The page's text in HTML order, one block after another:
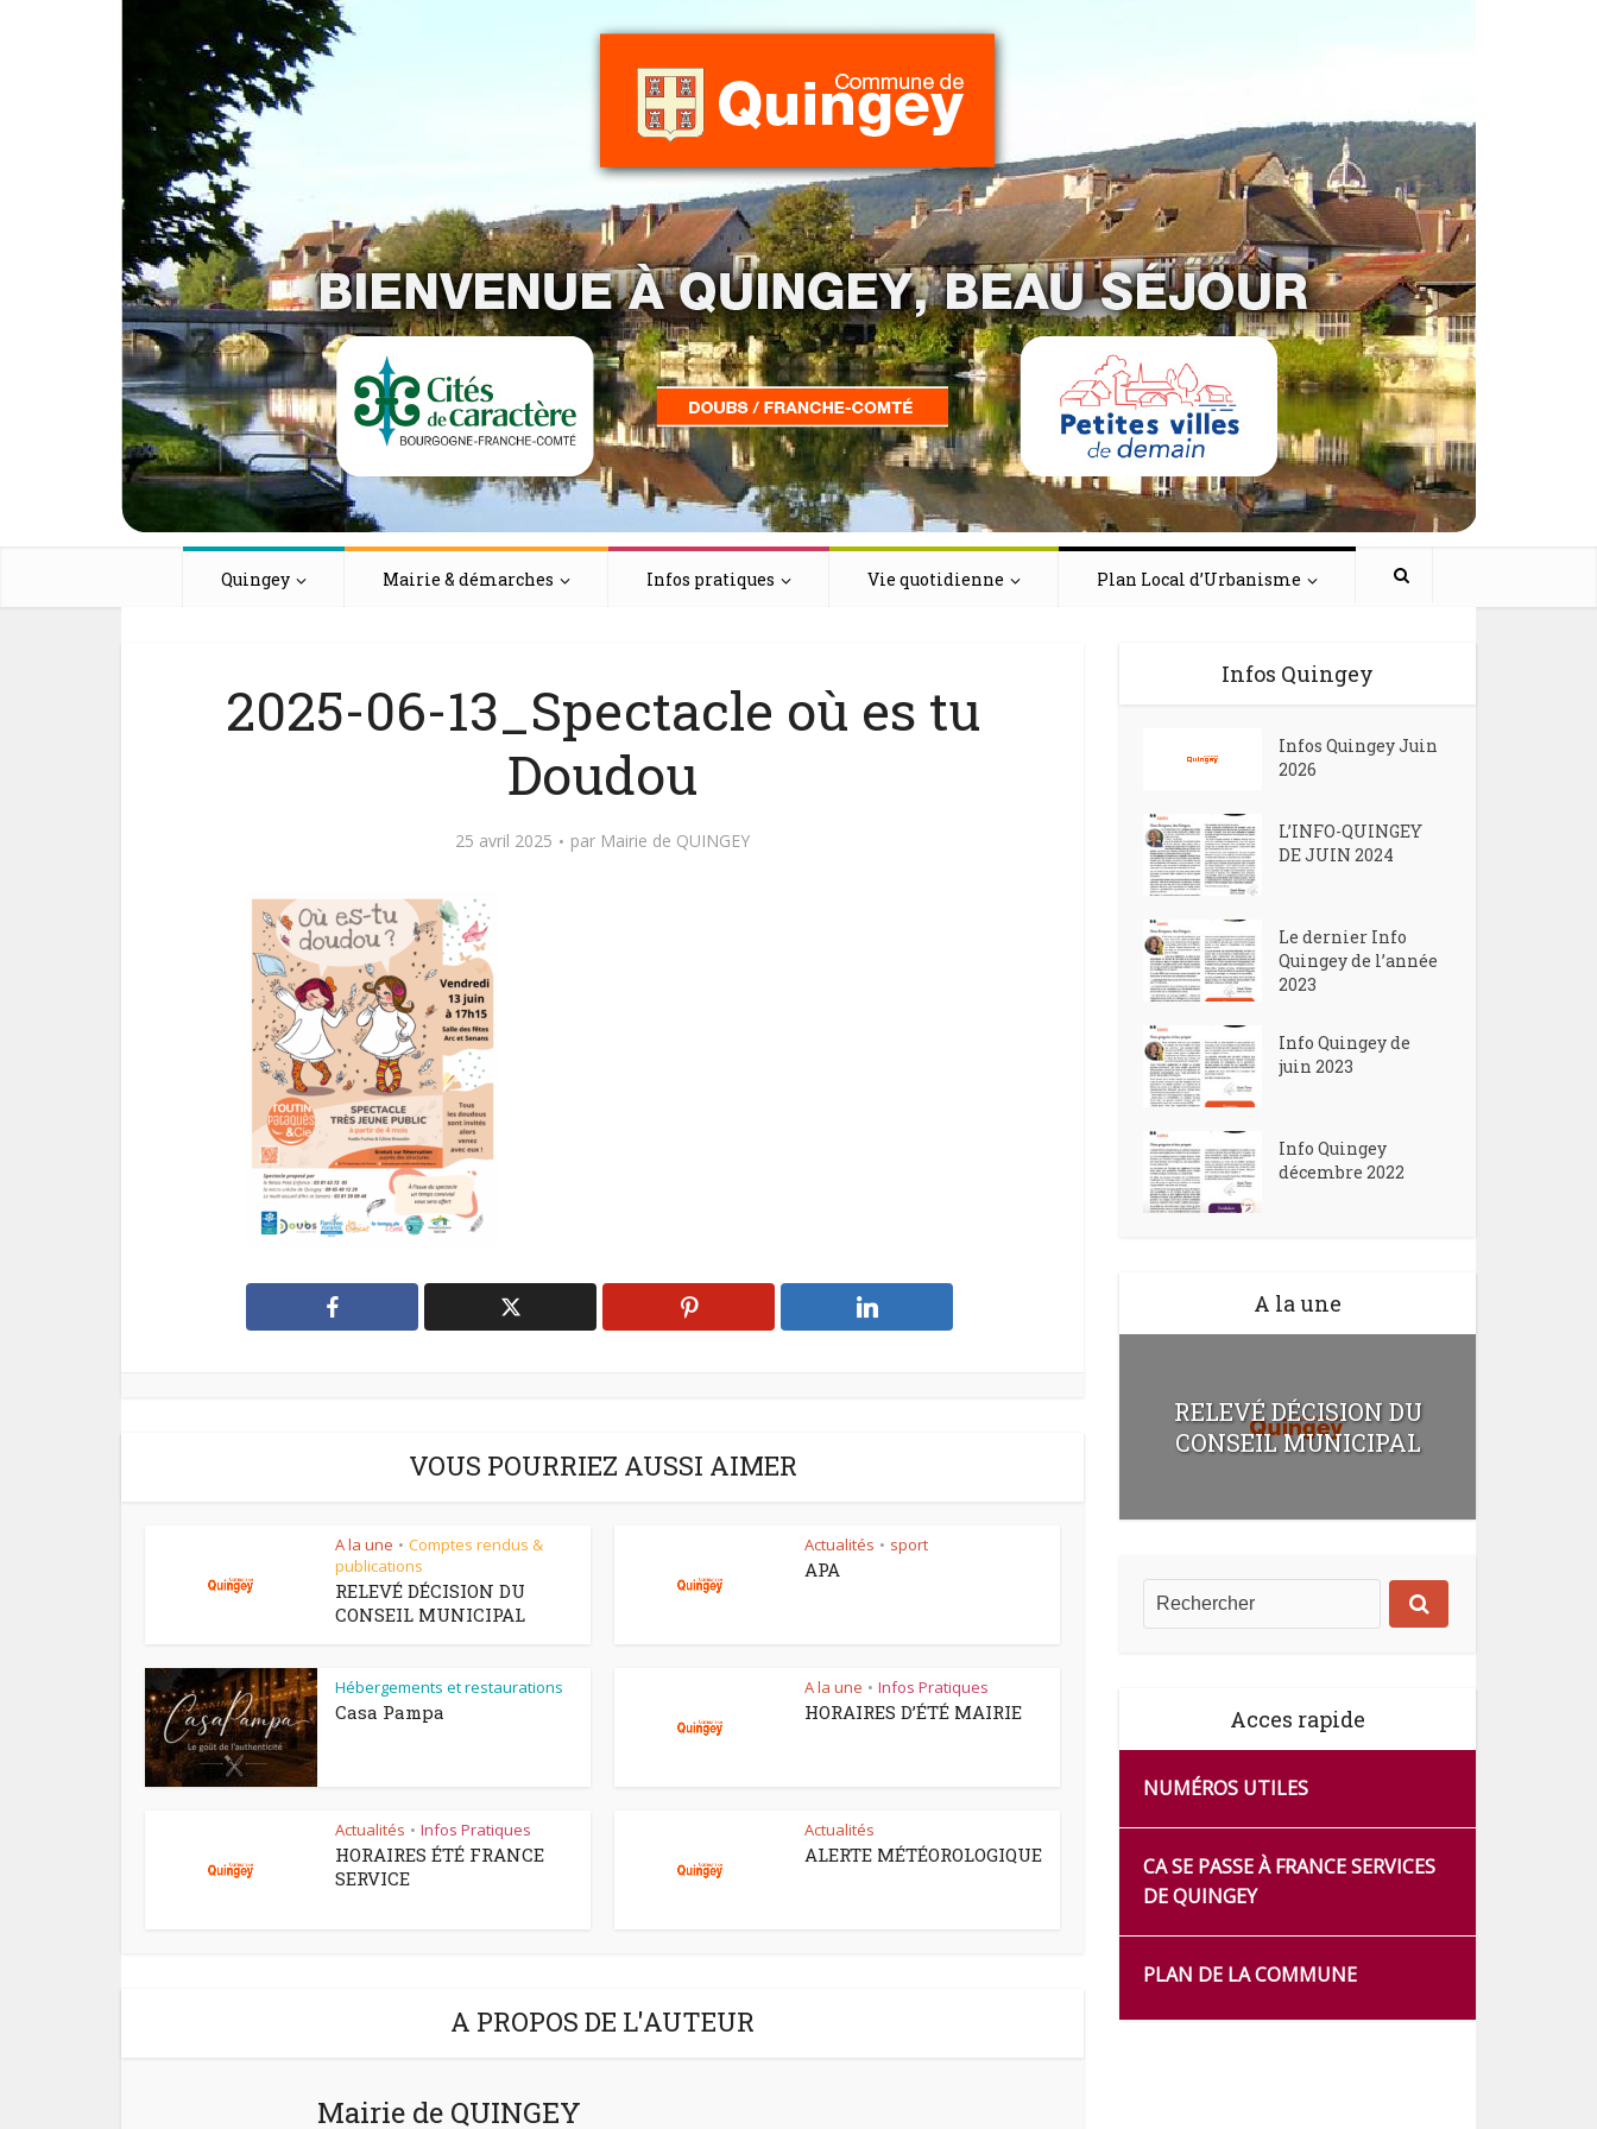
Quingey Mairie & démarches Infos pratiques Vie quotidienne Plan Local d’Urbanisme
2025-06-13_Spectacle où es tu
Doudou
25 avril 2025 par Mairie de QUINGEY
VOUS POURRIEZ AUSSI AIMER
A la une • Comptes rendus &
publications
RELEVÉ DÉCISION DU
CONSEIL MUNICIPAL
Actualités • sport
APA
Hébergements et restaurations
Casa Pampa
A la une • Infos Pratiques
HORAIRES D’ÉTÉ MAIRIE
Actualités • Infos Pratiques
HORAIRES ÉTÉ FRANCE
SERVICE
Actualités
ALERTE MÉTÉOROLOGIQUE
A PROPOS DE L'AUTEUR
Mairie de QUINGEY
Infos Quingey
Infos Quingey Juin
2026
L’INFO-QUINGEY
DE JUIN 2024
Le dernier Info
Quingey de l’année
2023
Info Quingey de
juin 2023
Info Quingey
décembre 2022
A la une
RELEVÉ DÉCISION DU
CONSEIL MUNICIPAL
Acces rapide
NUMÉROS UTILES
CA SE PASSE À FRANCE SERVICES
DE QUINGEY
PLAN DE LA COMMUNE